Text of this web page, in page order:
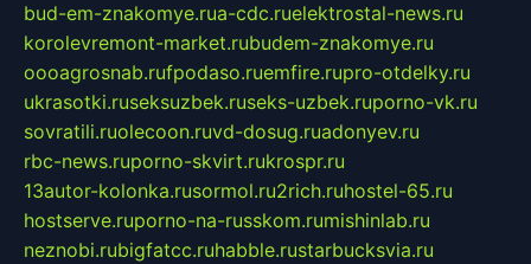
bud-em-znakomye.rua-cdc.ruelektrostal-news.ru
korolevremont-market.rubudem-znakomye.ru
oooagrosnab.rufpodaso.ruemfire.rupro-otdelky.ru
ukrasotki.ruseksuzbek.ruseks-uzbek.ruporno-vk.ru
sovratili.ruolecoon.ruvd-dosug.ruadonyev.ru
rbc-news.ruporno-skvirt.rukrospr.ru
13autor-kolonka.rusormol.ru2rich.ruhostel-65.ru
hostserve.ruporno-na-russkom.rumishinlab.ru
neznobi.rubigfatcc.ruhabble.rustarbucksvia.ru